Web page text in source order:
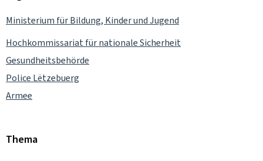
Ministerium für Bildung, Kinder und Jugend
Hochkommissariat für nationale Sicherheit
Gesundheitsbehörde
Police Lëtzebuerg
Armee
Thema